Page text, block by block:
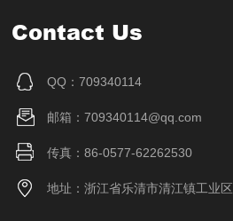
Contact Us
QQ：709340114
邮箱：709340114@qq.com
传真：86-0577-62262530
地址：浙江省乐清市清江镇工业区